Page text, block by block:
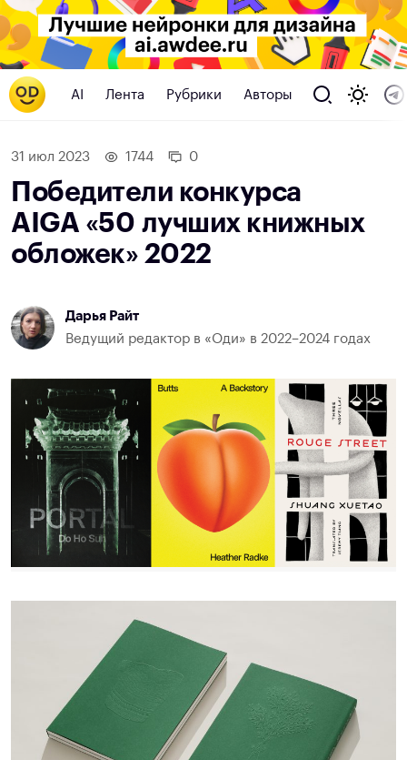
AI Лента Рубрики Авторы
31 июл 2023 1744 0
Победители конкурса
AIGA «50 лучших книжных
обложек» 2022
Дарья Райт
Ведущий редактор в «Оди» в 2022–2024 годах